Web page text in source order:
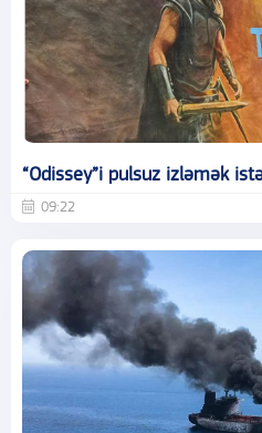
“Odissey”i pulsuz izləmək
09:22